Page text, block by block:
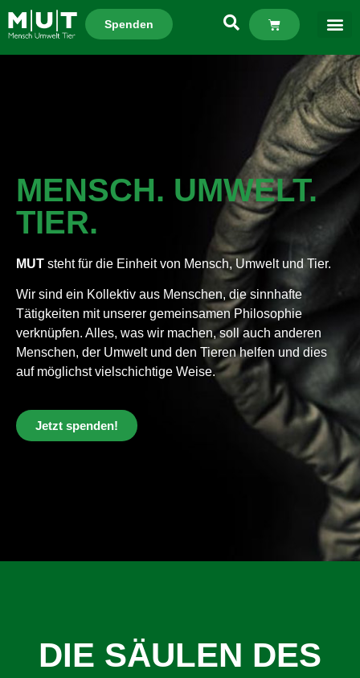
Spenden
MENSCH. UMWELT.
TIER.
MUT steht für die Einheit von Mensch, Umwelt und Tier.
Wir sind ein Kollektiv aus Menschen, die sinnhafte
Tätigkeiten mit unserer gemeinsamen Philosophie
verknüpfen. Alles, was wir machen, soll auch anderen
Menschen, der Umwelt und den Tieren helfen und dies
auf möglichst vielschichtige Weise.
Jetzt spenden!
DIE SÄULEN DES